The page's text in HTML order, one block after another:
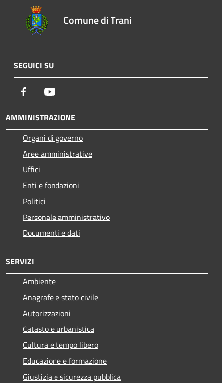
Comune di Trani
SEGUICI SU
Facebook
AMMINISTRAZIONE
Organi di governo
Aree amministrative
Uffici
Enti e fondazioni
Politici
Personale amministrativo
Documenti e dati
SERVIZI
Ambiente
Anagrafe e stato civile
Autorizzazioni
Catasto e urbanistica
Cultura e tempo libero
Educazione e formazione
Giustizia e sicurezza pubblica